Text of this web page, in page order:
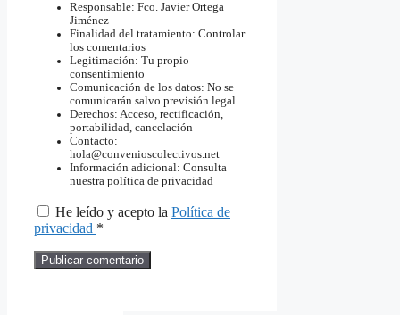
Responsable: Fco. Javier Ortega
Jiménez
Finalidad del tratamiento: Controlar
los comentarios
Legitimación: Tu propio
consentimiento
Comunicación de los datos: No se
comunicarán salvo previsión legal
Derechos: Acceso, rectificación,
portabilidad, cancelación
Contacto:
hola@convenioscolectivos.net
Información adicional: Consulta
nuestra política de privacidad
He leído y acepto la Política de
privacidad *